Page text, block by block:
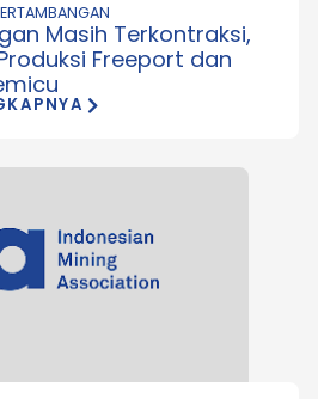
Masih Terkontraksi,
Freeport dan